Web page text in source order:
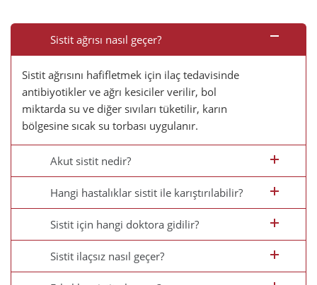
Sistit ağrısı nasıl geçer?
Sistit ağrısını hafifletmek için ilaç tedavisinde
antibiyotikler ve ağrı kesiciler verilir, bol
miktarda su ve diğer sıvıları tüketilir, karın
bölgesine sıcak su torbası uygulanır.
Akut sistit nedir?
Hangi hastalıklar sistit ile karıştırılabilir?
Sistit için hangi doktora gidilir?
Sistit ilaçsız nasıl geçer?